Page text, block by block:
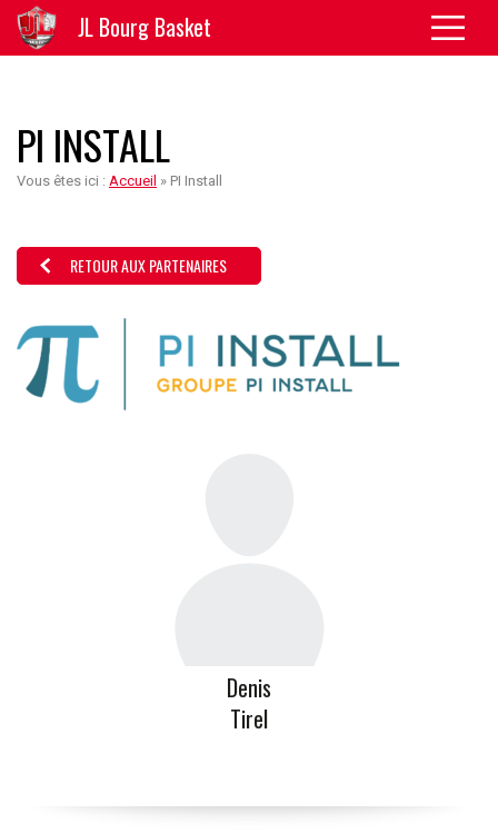
JL Bourg Basket
PI INSTALL
Vous êtes ici : Accueil » PI Install
RETOUR AUX PARTENAIRES
Denis
Tirel